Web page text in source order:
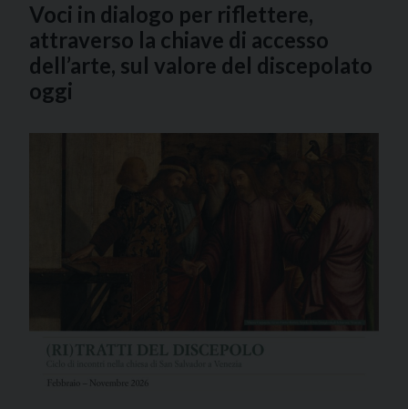
Voci in dialogo per riflettere,
attraverso la chiave di accesso
dell’arte, sul valore del discepolato
oggi